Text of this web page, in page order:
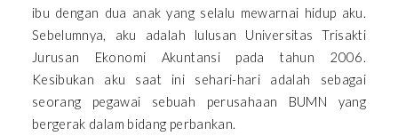
ibu dengan dua anak yang selalu mewarnai hidup aku.
Sebelumnya, aku adalah lulusan Universitas Trisakti
Jurusan Ekonomi Akuntansi pada tahun 2006.
Kesibukan aku saat ini sehari-hari adalah sebagai
seorang pegawai sebuah perusahaan BUMN yang
bergerak dalam bidang perbankan.